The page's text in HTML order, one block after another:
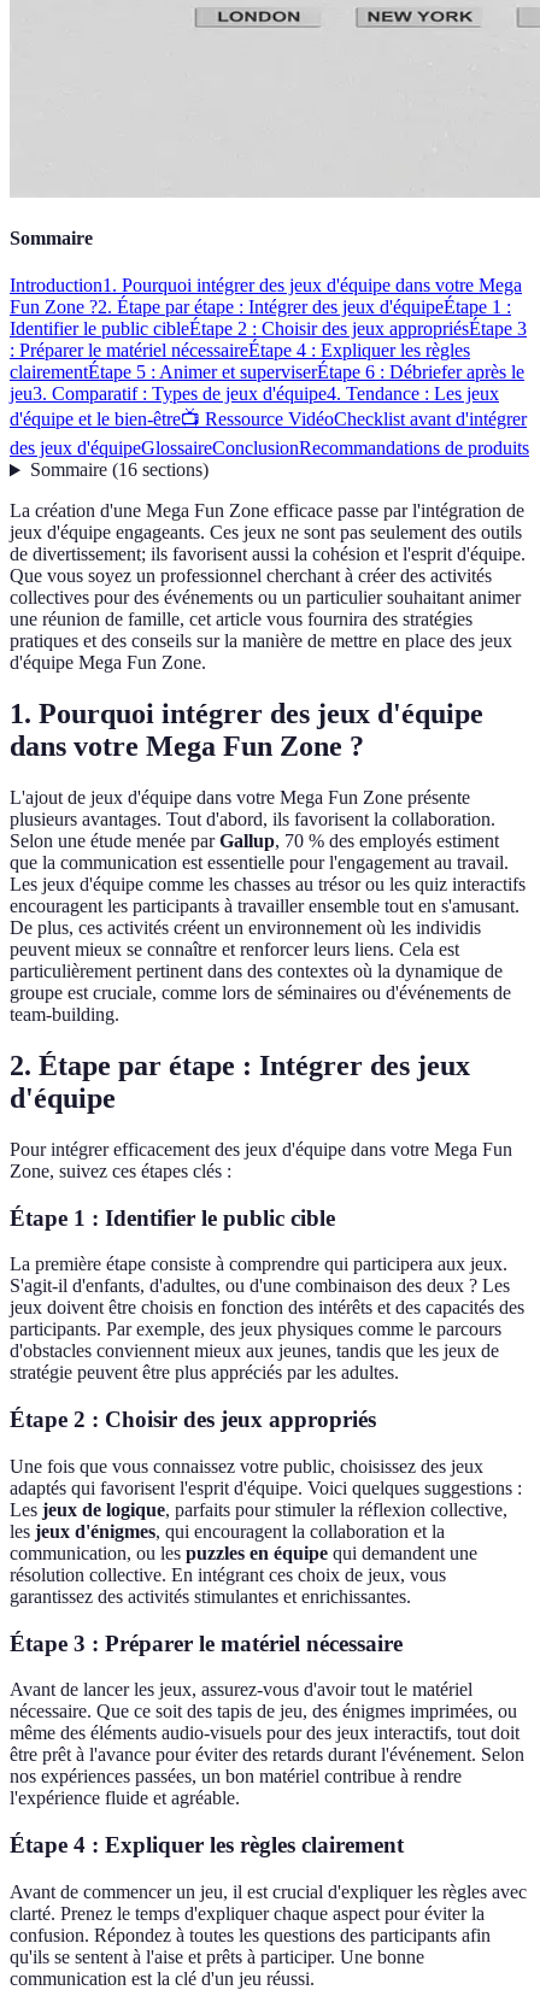
Sommaire
Introduction1. Pourquoi intégrer des jeux d'équipe dans votre Mega
Fun Zone ?2. Étape par étape : Intégrer des jeux d'équipeÉtape 1 :
Identifier le public cibleÉtape 2 : Choisir des jeux appropriésÉtape 3
: Préparer le matériel nécessaireÉtape 4 : Expliquer les règles
clairementÉtape 5 : Animer et superviserÉtape 6 : Débriefer après le
jeu3. Comparatif : Types de jeux d'équipe4. Tendance : Les jeux
d'équipe et le bien-être📺 Ressource VidéoChecklist avant d'intégrer
des jeux d'équipeGlossaireConclusionRecommandations de produits
Sommaire(16 sections)
La création d'une Mega Fun Zone efficace passe par l'intégration de
jeux d'équipe engageants. Ces jeux ne sont pas seulement des outils
de divertissement; ils favorisent aussi la cohésion et l'esprit d'équipe.
Que vous soyez un professionnel cherchant à créer des activités
collectives pour des événements ou un particulier souhaitant animer
une réunion de famille, cet article vous fournira des stratégies
pratiques et des conseils sur la manière de mettre en place des jeux
d'équipe Mega Fun Zone.
1. Pourquoi intégrer des jeux d'équipe
dans votre Mega Fun Zone ?
L'ajout de jeux d'équipe dans votre Mega Fun Zone présente
plusieurs avantages. Tout d'abord, ils favorisent la collaboration.
Selon une étude menée parGallup, 70 % des employés estiment
que la communication est essentielle pour l'engagement au travail.
Les jeux d'équipe comme les chasses au trésor ou les quiz interactifs
encouragent les participants à travailler ensemble tout en s'amusant.
De plus, ces activités créent un environnement où les individis
peuvent mieux se connaître et renforcer leurs liens. Cela est
particulièrement pertinent dans des contextes où la dynamique de
groupe est cruciale, comme lors de séminaires ou d'événements de
team-building.
2. Étape par étape : Intégrer des jeux
d'équipe
Pour intégrer efficacement des jeux d'équipe dans votre Mega Fun
Zone, suivez ces étapes clés :
Étape 1 : Identifier le public cible
La première étape consiste à comprendre qui participera aux jeux.
S'agit-il d'enfants, d'adultes, ou d'une combinaison des deux ? Les
jeux doivent être choisis en fonction des intérêts et des capacités des
participants. Par exemple, des jeux physiques comme le parcours
d'obstacles conviennent mieux aux jeunes, tandis que les jeux de
stratégie peuvent être plus appréciés par les adultes.
Étape 2 : Choisir des jeux appropriés
Une fois que vous connaissez votre public, choisissez des jeux
adaptés qui favorisent l'esprit d'équipe. Voici quelques suggestions :
Les jeux de logique, parfaits pour stimuler la réflexion collective,
les jeux d'énigmes, qui encouragent la collaboration et la
communication, ou les puzzles en équipe qui demandent une
résolution collective. En intégrant ces choix de jeux, vous
garantissez des activités stimulantes et enrichissantes.
Étape 3 : Préparer le matériel nécessaire
Avant de lancer les jeux, assurez-vous d'avoir tout le matériel
nécessaire. Que ce soit des tapis de jeu, des énigmes imprimées, ou
même des éléments audio-visuels pour des jeux interactifs, tout doit
être prêt à l'avance pour éviter des retards durant l'événement. Selon
nos expériences passées, un bon matériel contribue à rendre
l'expérience fluide et agréable.
Étape 4 : Expliquer les règles clairement
Avant de commencer un jeu, il est crucial d'expliquer les règles avec
clarté. Prenez le temps d'expliquer chaque aspect pour éviter la
confusion. Répondez à toutes les questions des participants afin
qu'ils se sentent à l'aise et prêts à participer. Une bonne
communication est la clé d'un jeu réussi.